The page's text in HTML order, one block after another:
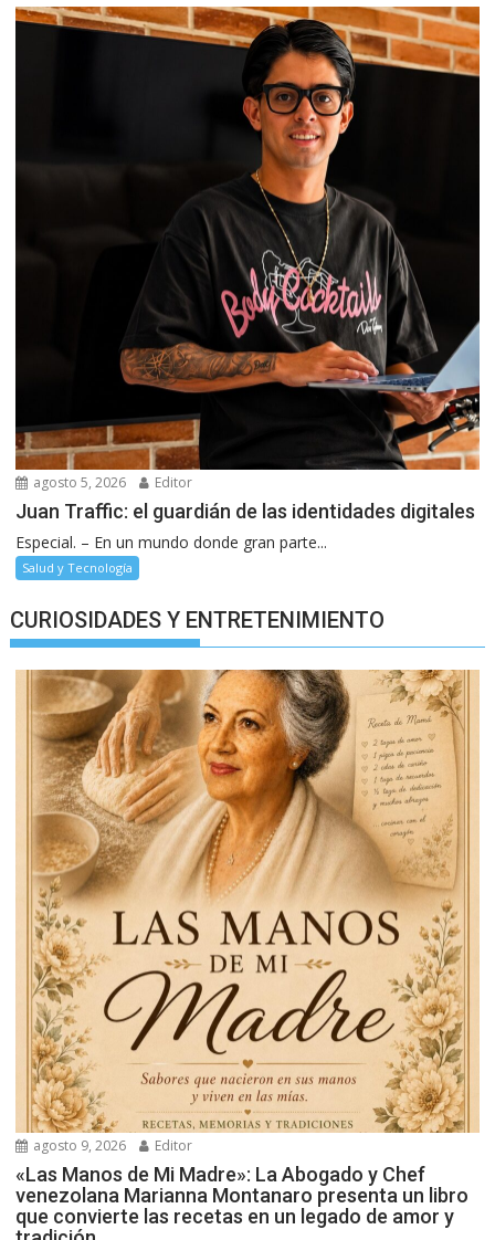
agosto 5, 2026 Editor
Juan Traffic: el guardián de las identidades digitales
Especial. – En un mundo donde gran parte...
Salud y Tecnología
CURIOSIDADES Y ENTRETENIMIENTO
agosto 9, 2026 Editor
«Las Manos de Mi Madre»: La Abogado y Chef
venezolana Marianna Montanaro presenta un libro
que convierte las recetas en un legado de amor y